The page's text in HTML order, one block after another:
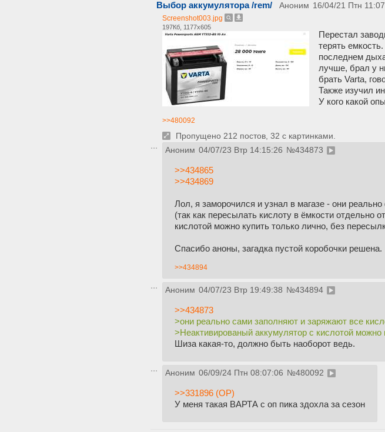
Выбор аккумулятора /rem/ Аноним 16/04/21 Птн
Screenshot003.jpg
197Кб, 1177x605
Перестал
терять
последнем
лучше, брал у
брать Varta,
Также изучил
У кого какой
>>480092
Пропущено 212 постов, 32 с картинками.
Аноним 04/07/23 Втр 14:15:26 №434873
>>434865
>>434869
Лол, я заморочился и узнал в магазе - они
(так как пересылать кислоту в ёмкости отдельно
кислотой можно купить только лично, без
Спасибо аноны, загадка пустой коробочки решена.
>>434894
Аноним 04/07/23 Втр 19:49:38 №434894
>>434873
>они реально сами заполняют и заряжают все
>Неактивированый аккумулятор с кислотой можно
Шиза какая-то, должно быть наоборот ведь.
Аноним 06/09/24 Птн 08:07:06 №480092
>>331896 (OP)
У меня такая ВАРТА с оп пика здохла за сезон